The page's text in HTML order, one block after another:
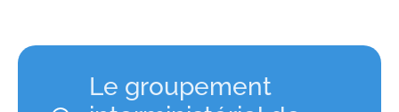
Le groupement